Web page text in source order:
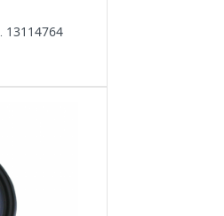
13114764